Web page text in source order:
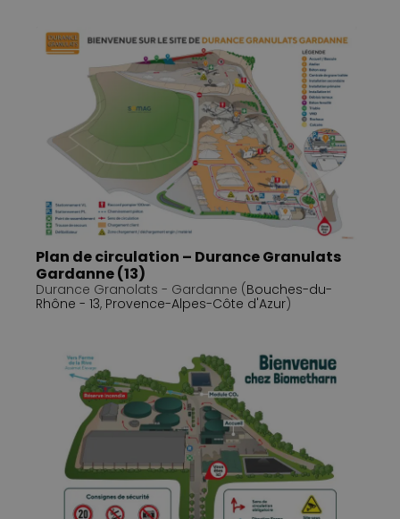
Plan de circulation – Durance Granulats
Gardanne (13)
Durance Granolats - Gardanne (Bouches-du-
Rhône - 13, Provence-Alpes-Côte d'Azur)